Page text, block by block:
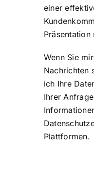
einer
Präsentation
Wenn Sie
Nachrichten
ich Ihre
Ihrer
Plattformen.